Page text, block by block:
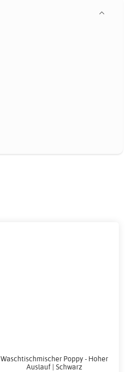
Waschtischmischer Poppy - Hoher
Auslauf | Schwarz